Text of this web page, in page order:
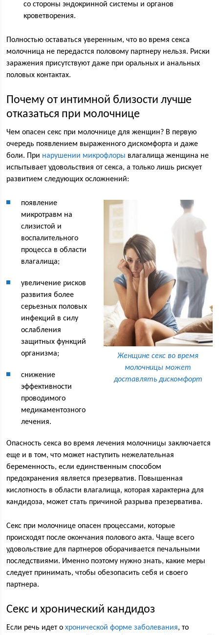
со стороны эндокринной системы и органов
кроветворения.
Полностью оставаться уверенным, что во время секса
молочница не передастся половому партнеру нельзя. Риски
заражения присутствуют даже при оральных и анальных
половых контактах.
Почему от интимной близости лучше
отказаться при молочнице
Чем опасен секс при молочнице для женщин? В первую
очередь появлением выраженного дискомфорта и даже
боли. При нарушении микрофлоры влагалища женщина не
испытывает удовольствия от секса, а только лишь рискует
развитием следующих осложнений:
Женщине секс во время
молочницы может
доставлять дискомфорт
появление
микротравм на
слизистой и
воспалительного
процесса в области
влагалища;
увеличение рисков
развития более
серьезных половых
инфекций в силу
ослабления
защитных функций
организма;
снижение
эффективности
проводимого
медикаментозного
лечения.
Опасность секса во время лечения молочницы заключается
еще и в том, что может наступить нежелательная
беременность, если единственным способом
предохранения является презерватив. Повышенная
кислотность в области влагалища, которая характерна для
кандидоза, может стать причиной разрыва презерватива.
Секс при молочнице опасен процессами, которые
происходят после окончания полового акта. Чаще всего
удовольствие для партнеров оборачивается печальными
последствиями. Именно поэтому нужно знать, какие меры
следует принимать, чтобы обезопасить себя и своего
партнера.
Секс и хронический кандидоз
Если речь идет охронической форме заболевания, то